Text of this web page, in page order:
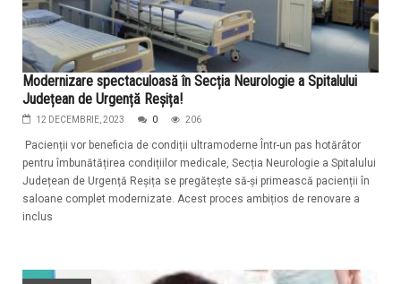
Modernizare spectaculoasă în Secția Neurologie a Spitalului
Județean de Urgență Reșița!
12 DECEMBRIE, 2023 0 206
Pacienții vor beneficia de condiții ultramoderne Într-un pas hotărâtor
pentru îmbunătățirea condițiilor medicale, Secția Neurologie a Spitalului
Județean de Urgență Reșița se pregătește să-și primească pacienții în
saloane complet modernizate. Acest proces ambițios de renovare a
inclus